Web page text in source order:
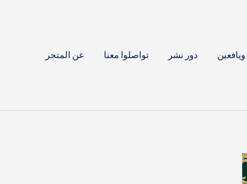
دور نشر تواصلوا معنا عن المتجر